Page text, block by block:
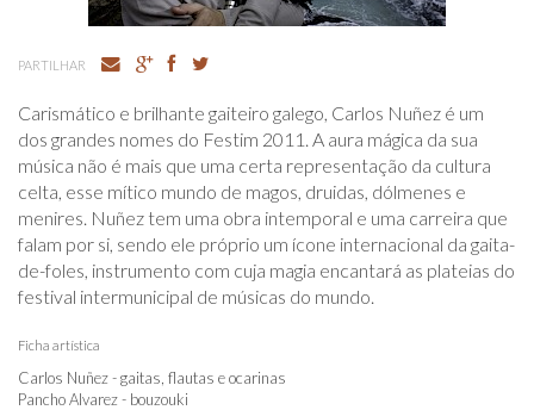
PARTILHAR
Carismático e brilhante gaiteiro galego, Carlos Nuñez é um
dos grandes nomes do Festim 2011. A aura mágica da sua
música não é mais que uma certa representação da cultura
celta, esse mítico mundo de magos, druidas, dólmenes e
menires. Nuñez tem uma obra intemporal e uma carreira que
falam por si, sendo ele próprio um ícone internacional da gaita-
de-foles, instrumento com cuja magia encantará as plateias do
festival intermunicipal de músicas do mundo.
Ficha artística
Carlos Nuñez - gaitas, flautas e ocarinas
Pancho Alvarez - bouzouki